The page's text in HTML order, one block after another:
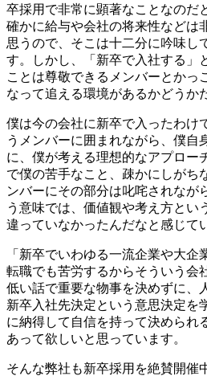
卒採用で非常に顕著なことなのだ
確かに給与や会社の将来性などは
思うので、そこは十二分に吟味し
す。しかし、「新卒で入社する」
ことは尊敬できるメンバーとかっ
なって追える環境があるかどうか
僕は今の会社に新卒で入ったわけ
うメンバーに囲まれながら、僕自
に、僕が考える理想的なアプロー
で僕の苦手なこと、疎かにしがち
ンバーにその部分は叱咤されなが
う意味では、価値観や考え方とい
違っていなかったんだなと感じて
「新卒でいわゆる一流企業や大
転職でも苦労するからそういう会
低い話で重要な物事を決めずに、
新卒入社先決定という意思決定を
に納得して自信を持って決められ
あって欲しいと思っています。
そんな弊社も新卒採用を絶賛開催